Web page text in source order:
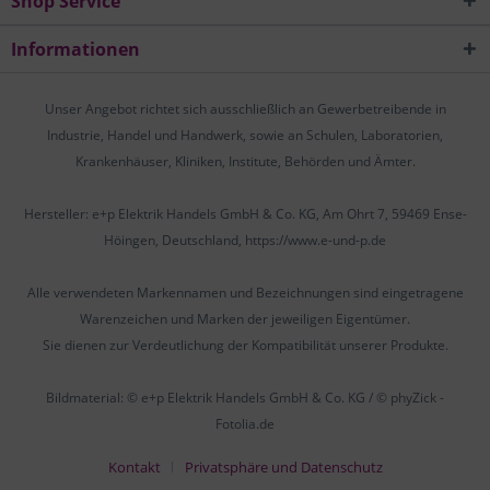
Informationen
Unser Angebot richtet sich ausschließlich an Gewerbetreibende in
Industrie, Handel und Handwerk, sowie an Schulen, Laboratorien,
Krankenhäuser, Kliniken, Institute, Behörden und Ämter.
Hersteller: e+p Elektrik Handels GmbH & Co. KG, Am Ohrt 7, 59469 Ense-
Höingen, Deutschland, https://www.e-und-p.de
Alle verwendeten Markennamen und Bezeichnungen sind eingetragene
Warenzeichen und Marken der jeweiligen Eigentümer.
Sie dienen zur Verdeutlichung der Kompatibilität unserer Produkte.
Bildmaterial: © e+p Elektrik Handels GmbH & Co. KG / © phyZick -
Fotolia.de
Kontakt
Privatsphäre und Datenschutz